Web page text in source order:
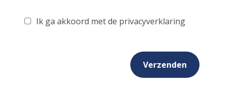
Ik ga akkoord met de privacyverklaring
Verzenden